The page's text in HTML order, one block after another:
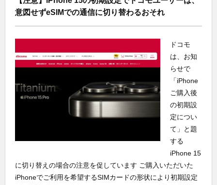
意図せずeSIMでの通信に切り替わるおそれ
ドコモ
は、お知
らせで
「iPhone
ご購入後
の初期設
定につい
て」と題
する
iPhone 15
に切り替えの場合の注意を促しています ご購入いただいた
iPhoneでご利用を希望するSIMカードの形状により初期設定